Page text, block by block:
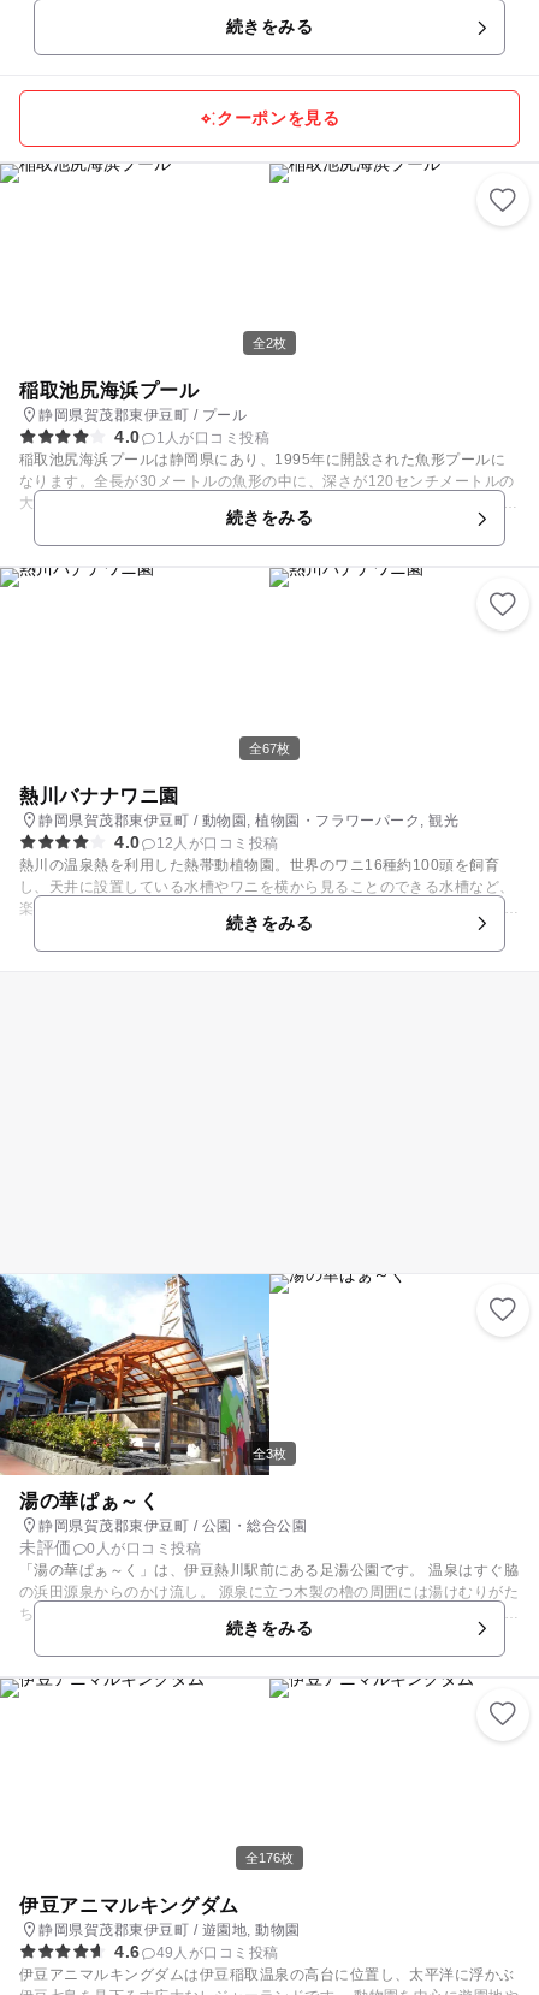
続きをみる
クーポンを見る
全2枚
稲取池尻海浜プール
静岡県賀茂郡東伊豆町 / プール
4.0
1人が口コミ投稿
稲取池尻海浜プールは静岡県にあり、1995年に開設された魚形プールに
なります。全長が30メートルの魚形の中に、深さが120センチメートルの
大人用プールと深さが80センチメートルの子供用プールがあり柵で分けら
れています。プールのすぐ横には芝生広場があり、広さが300平方メート
ルです。道路より1メートルほど高い位置に作られている為、見晴らしが
とても良いです。また岩に囲まれた天然プールのような稲取池尻海岸ウキ
ウキビーチが併設されています。
続きをみる
全67枚
熱川バナナワニ園
静岡県賀茂郡東伊豆町 / 動物園, 植物園・フラワーパーク, 観光
4.0
12人が口コミ投稿
熱川の温泉熱を利用した熱帯動植物園。世界のワニ16種約100頭を飼育
し、天井に設置している水槽やワニを横から見ることのできる水槽など、
楽しい仕掛けもたくさん。 その他に、日本で唯一ニシレッサーパンダ、ア
マゾンマナティーにも会えます。 熱帯性スイレンをはじめ、約5000種の
熱帯植物や果樹も展示しており、とれたてのバナナやパパイヤは併設のフ
続きをみる
全3枚
湯の華ぱぁ～く
静岡県賀茂郡東伊豆町 / 公園・総合公園
未評価
0人が口コミ投稿
「湯の華ぱぁ～く」は、伊豆熱川駅前にある足湯公園です。 温泉はすぐ脇
の浜田源泉からのかけ流し。 源泉に立つ木製の櫓の周囲には湯けむりがた
ちのぼり、ゆで玉子が体験できる温泉池もあります。 年中無休の観光案内
所も併設されていて、気軽に立ち寄ることができます。 タオルを忘れてし
まった場合、こちらで購入できるので安心です。 熱川バナナワニ園など、
レジャー施設も近くにありますので、１日楽しんだあとに家族で旅の疲れ
を癒してみては？
続きをみる
全176枚
伊豆アニマルキングダム
静岡県賀茂郡東伊豆町 / 遊園地, 動物園
4.6
49人が口コミ投稿
伊豆アニマルキングダムは伊豆稲取温泉の高台に位置し、太平洋に浮かぶ